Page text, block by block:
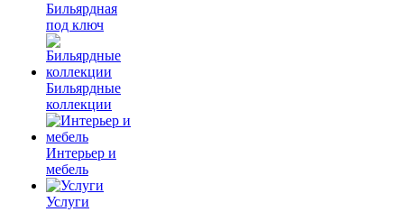
Бильярдная
под ключ
Бильярдные
коллекции
Интерьер и
мебель
Услуги